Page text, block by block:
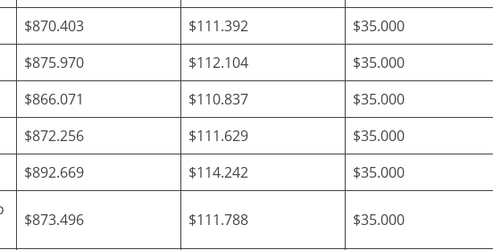
$870.403 $111.392
$35.000
$875.970 $112.104
$35.000
$866.071 $110.837
$35.000
$872.256 $111.629
$35.000
$892.669 $114.242
$35.000
$873.496 $111.788 $35.000